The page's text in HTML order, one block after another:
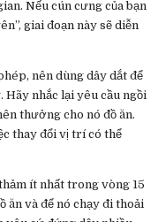
Nếu cún cưng của bạn
giai đoạn này sẽ diễn
nên dùng dây dắt để
Hãy nhắc lại yêu cầu ngồi
thưởng cho nó đồ ăn.
thay đổi vị trí có thể
ít nhất trong vòng 15
ăn và để nó chạy đi thoải